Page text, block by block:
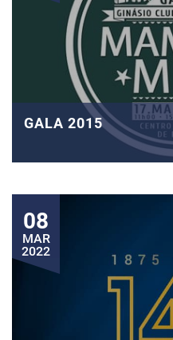
GALA 2015
08
MAR
2022